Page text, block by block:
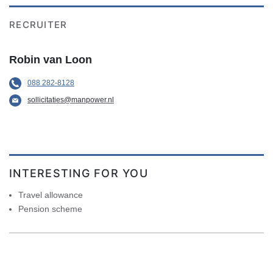
RECRUITER
Robin van Loon
088 282-8128
sollicitaties@manpower.nl
INTERESTING FOR YOU
Travel allowance
Pension scheme